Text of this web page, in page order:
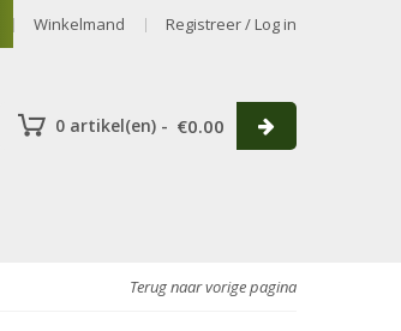
Winkelmand Registreer / Log in
0 artikel(en) - €0.00
Terug naar vorige pagina